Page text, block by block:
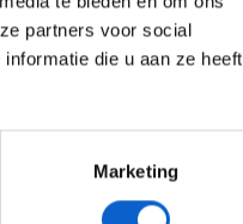
partners voor social
die u aan ze heeft
Marketing